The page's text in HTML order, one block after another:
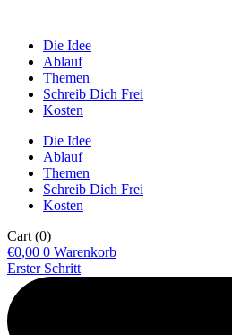
Die Idee
Ablauf
Themen
Schreib Dich Frei
Kosten
Die Idee
Ablauf
Themen
Schreib Dich Frei
Kosten
Cart (0)
€0,00 0 Warenkorb
Erster Schritt